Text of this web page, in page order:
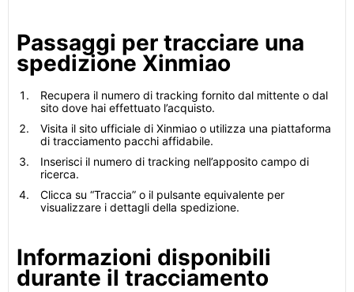
Passaggi per tracciare una
spedizione Xinmiao
Recupera il numero di tracking fornito dal mittente o dal
sito dove hai effettuato l’acquisto.
Visita il sito ufficiale di Xinmiao o utilizza una piattaforma
di tracciamento pacchi affidabile.
Inserisci il numero di tracking nell’apposito campo di
ricerca.
Clicca su “Traccia” o il pulsante equivalente per
visualizzare i dettagli della spedizione.
Informazioni disponibili
durante il tracciamento